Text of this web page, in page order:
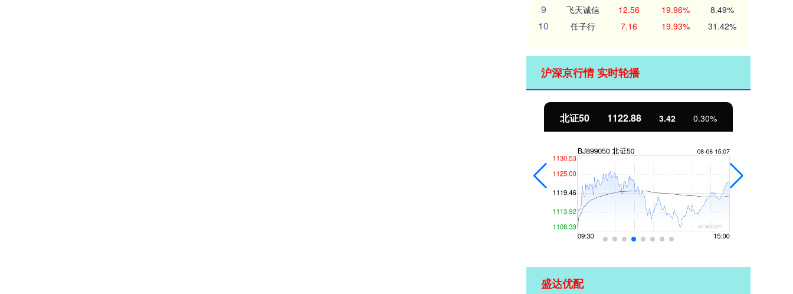
9 飞天诚信 12.56 19.96% 8.49%
10 任子行 7.16 19.93% 31.42%
沪深京行情 实时轮播
北证50 1122.88 3.42 0.30%
盛达优配